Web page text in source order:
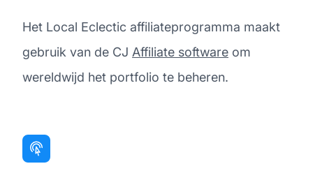
Het Local Eclectic affiliateprogramma maakt
gebruik van de CJ Affiliate software om
wereldwijd het portfolio te beheren.